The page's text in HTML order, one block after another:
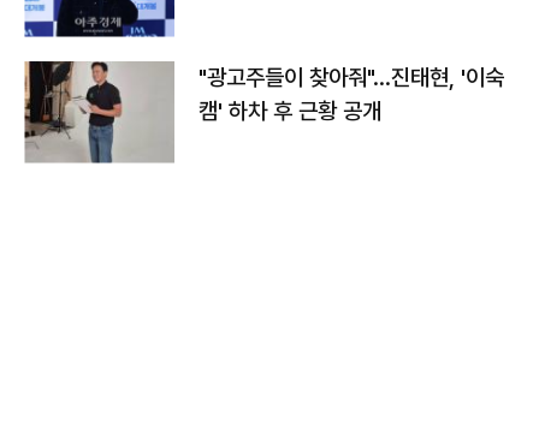
"광고주들이 찾아줘"…진태현, '이숙
캠' 하차 후 근황 공개